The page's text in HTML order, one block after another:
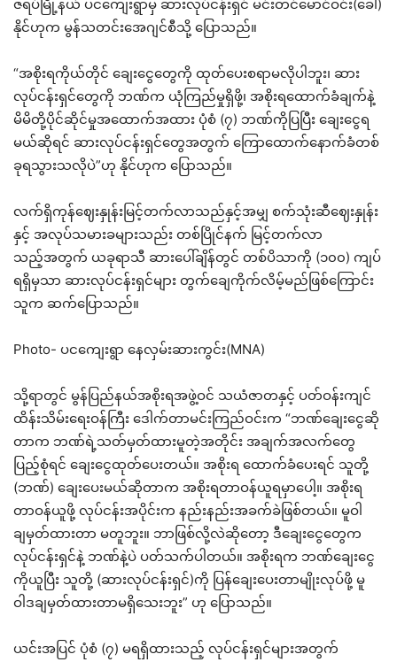
ဇရပ်မြို့နယ် ပငကျေးရွာမှ ဆားလုပ်ငန်းရှင် မင်းတင်မောင်ဝင်း(ခေါ်)
နိုင်ဟုက မွန်သတင်းအေဂျင်စီသို့ ပြောသည်။
“အစိုးရကိုယ်တိုင် ချေးငွေတွေကို ထုတ်ပေးစရာမလိုပါဘူး၊ ဆား
လုပ်ငန်းရှင်တွေကို ဘဏ်က ယုံကြည်မှုရှိဖို့၊ အစိုးရထောက်ခံချက်နဲ့
မိမိတို့ပိုင်ဆိုင်မှုအထောက်အထား ပုံစံ (၇) ဘဏ်ကိုပြပြီး ချေးငွေရ
မယ်ဆိုရင် ဆားလုပ်ငန်းရှင်တွေအတွက် ကြောထောက်နောက်ခံတစ်
ခုရသွားသလိုပဲ”ဟု နိုင်ဟုက ပြောသည်။
လက်ရှိကုန်ဈေးနှုန်းမြင့်တက်လာသည်နှင့်အမျှ စက်သုံးဆီဈေးနှုန်း
နှင့် အလုပ်သမားခများသည်း တစ်ပြိုင်နက် မြင့်တက်လာ
သည့်အတွက် ယခုရာသီ ဆားပေါ်ချိန်တွင် တစ်ပိသာကို (၁၀၀) ကျပ်
ရရှိမှသာ ဆားလုပ်ငန်းရှင်များ တွက်ချေကိုက်လိမ့်မည်ဖြစ်ကြောင်း
သူက ဆက်ပြောသည်။
Photo- ပငကျေးရွာ နေလှမ်းဆားကွင်း(MNA)
သို့ရာတွင် မွန်ပြည်နယ်အစိုးရအဖွဲ့ဝင် သယံဇာတနှင့် ပတ်ဝန်းကျင်
ထိန်းသိမ်းရေးဝန်ကြီး ဒေါက်တာမင်းကြည်ဝင်းက “ဘဏ်ချေးငွေဆို
တာက ဘဏ်ရဲ့သတ်မှတ်ထားမူတဲ့အတိုင်း အချက်အလက်တွေ
ပြည့်စုံရင် ချေးငွေထုတ်ပေးတယ်။ အစိုးရ ထောက်ခံပေးရင် သူတို့
(ဘဏ်) ချေးပေးမယ်ဆိုတာက အစိုးရတာဝန်ယူရမှာပေါ့။ အစိုးရ
တာဝန်ယူဖို့ လုပ်ငန်းအပိုင်းက နည်းနည်းအခက်ခဲဖြစ်တယ်။ မူဝါ
ချမှတ်ထားတာ မတူဘူး။ ဘာဖြစ်လို့လဲဆိုတော့ ဒီချေးငွေတွေက
လုပ်ငန်းရှင်နဲ့ ဘဏ်နဲ့ပဲ ပတ်သက်ပါတယ်။ အစိုးရက ဘဏ်ချေးငွေ
ကိုယူပြီး သူတို့ (ဆားလုပ်ငန်းရှင်)ကို ပြန်ချေးပေးတာမျိုးလုပ်ဖို့ မူ
ဝါဒချမှတ်ထားတာမရှိသေးဘူး” ဟု ပြောသည်။
ယင်းအပြင် ပုံစံ (၇) မရရှိထားသည့် လုပ်ငန်းရှင်များအတွက်